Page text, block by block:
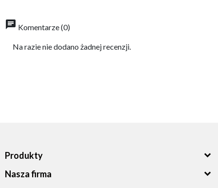
chat Komentarze (0)
Na razie nie dodano żadnej recenzji.
Produkty
Nasza firma